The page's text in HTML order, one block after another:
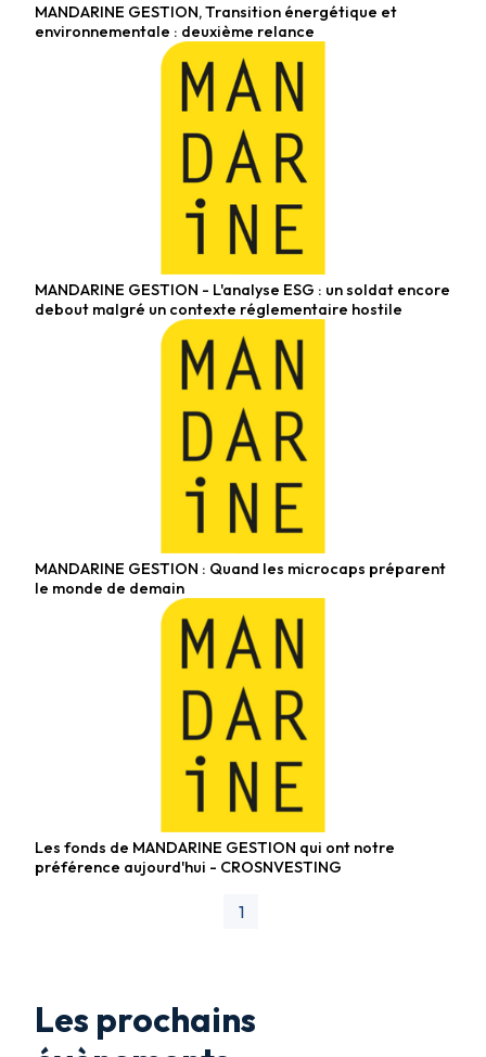
Fonds actions
MANDARINE GESTION, Transition énergétique et
environnementale : deuxième relance
Fonds diversifiés
MANDARINE GESTION - L'analyse ESG : un soldat encore
debout malgré un contexte réglementaire hostile
Fonds actions
MANDARINE GESTION : Quand les microcaps préparent
le monde de demain
Fonds diversifiés
Les fonds de MANDARINE GESTION qui ont notre
préférence aujourd'hui - CROSNVESTING
1
Les prochains